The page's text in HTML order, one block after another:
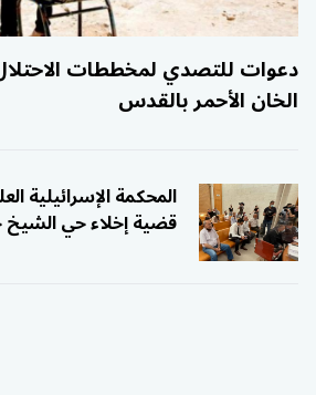
دعوات للتصدي لمخططات
الخان الأحمر بالقدس
المحكمة الإسرائيلية
قضية إخلاء حي الشيخ